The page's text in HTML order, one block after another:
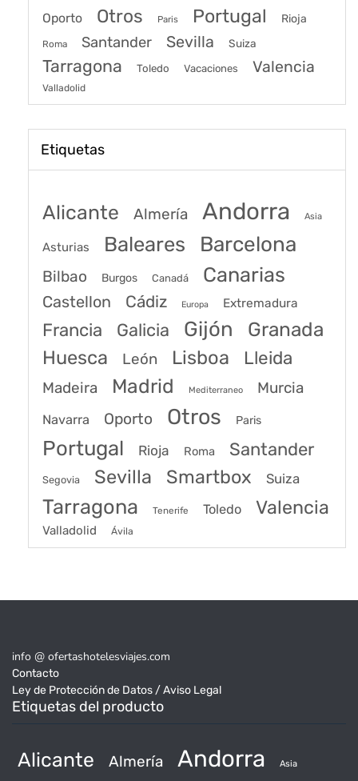
Oporto Otros Paris Portugal Rioja
Roma Santander Sevilla Suiza
Tarragona Toledo Vacaciones Valencia
Valladolid
Etiquetas
Alicante Almería Andorra Asia
Asturias Baleares Barcelona
Bilbao Burgos Canadá Canarias
Castellon Cádiz Europa Extremadura
Francia Galicia Gijón Granada
Huesca León Lisboa Lleida
Madeira Madrid Mediterraneo Murcia
Navarra Oporto Otros Paris
Portugal Rioja Roma Santander
Segovia Sevilla Smartbox Suiza
Tarragona Tenerife Toledo Valencia
Valladolid Ávila
info @ ofertashotelesviajes.com
Contacto
Ley de Protección de Datos / Aviso Legal
Etiquetas del producto
Alicante Almería Andorra Asia